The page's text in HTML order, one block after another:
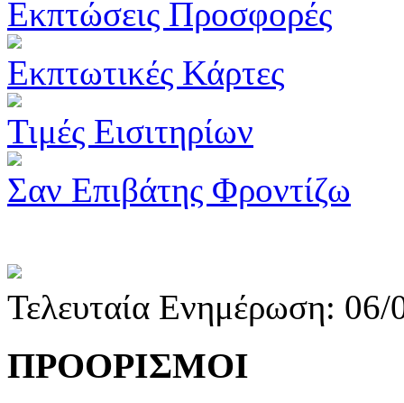
Εκπτώσεις Προσφορές
Εκπτωτικές Κάρτες
Τιμές Εισιτηρίων
Σαν Επιβάτης Φροντίζω
Τελευταία Ενημέρωση:
ΠΡΟΟΡΙΣΜΟΙ